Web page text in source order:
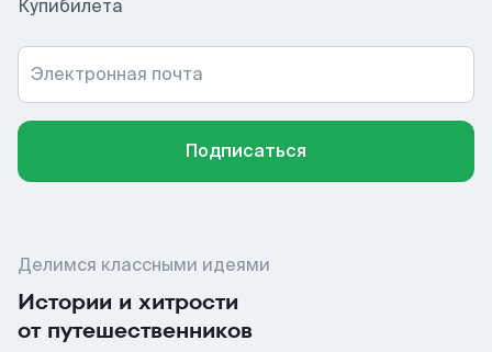
Купибилета
Электронная почта
Подписаться
Делимся классными идеями
Истории и хитрости
от путешественников